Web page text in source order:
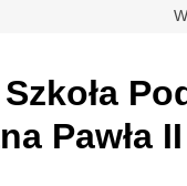
Szkoła
Pawła